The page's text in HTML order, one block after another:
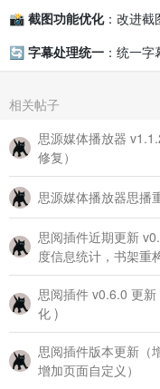
📸 截图功能优化：改进截
🔄 字幕处理统一 ：统一
相关帖子
思源媒体播放器
修复）
思源媒体播放器思播
思阅插件近期更新
度信息统计，书架重
思阅插件 v0.6.0 更
化 )
思阅插件版本更新（
增加页面自定义）